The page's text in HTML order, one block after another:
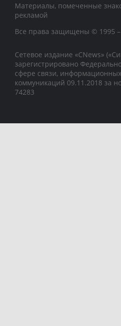
Материалы, помеченные
рекламой
Все права защищены © 1995 –
Сетевое издание «CNews»
зарегистрировано
сфере связи,
коммуникаций 09.11.2018 за
74283